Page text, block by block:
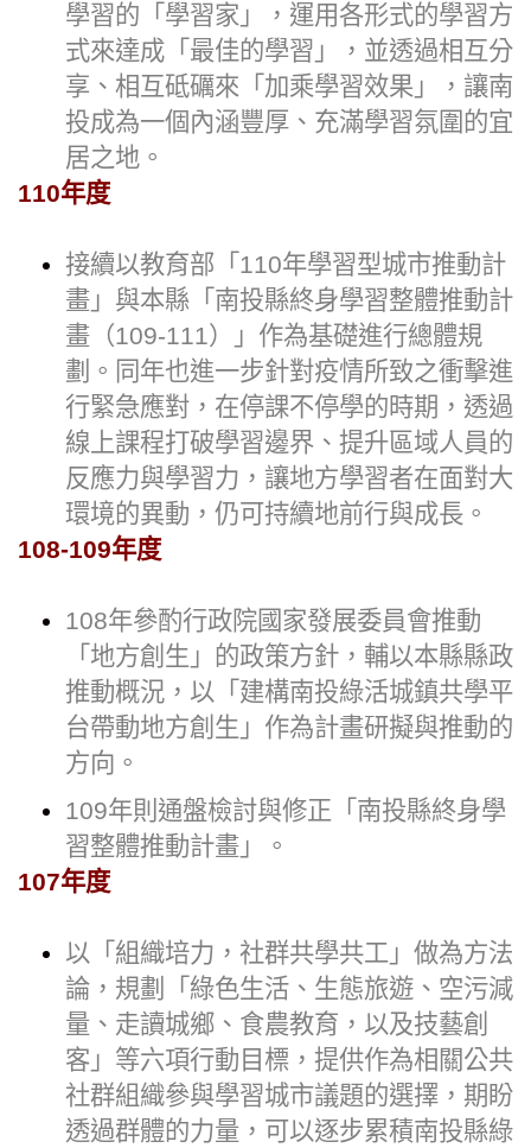
學習的「學習家」，運用各形式的學習方
式來達成「最佳的學習」，並透過相互分
享、相互砥礪來「加乘學習效果」，讓南
投成為一個內涵豐厚、充滿學習氛圍的宜
居之地。
110年度
接續以教育部「110年學習型城市推動計
畫」與本縣「南投縣終身學習整體推動計
畫（109-111）」作為基礎進行總體規
劃。同年也進一步針對疫情所致之衝擊進
行緊急應對，在停課不停學的時期，透過
線上課程打破學習邊界、提升區域人員的
反應力與學習力，讓地方學習者在面對大
環境的異動，仍可持續地前行與成長。
108-109年度
108年參酌行政院國家發展委員會推動
「地方創生」的政策方針，輔以本縣縣政
推動概況，以「建構南投綠活城鎮共學平
台帶動地方創生」作為計畫研擬與推動的
方向。
109年則通盤檢討與修正「南投縣終身學
習整體推動計畫」。
107年度
以「組織培力，社群共學共工」做為方法
論，規劃「綠色生活、生態旅遊、空污減
量、走讀城鄉、食農教育，以及技藝創
客」等六項行動目標，提供作為相關公共
社群組織參與學習城市議題的選擇，期盼
透過群體的力量，可以逐步累積南投縣綠